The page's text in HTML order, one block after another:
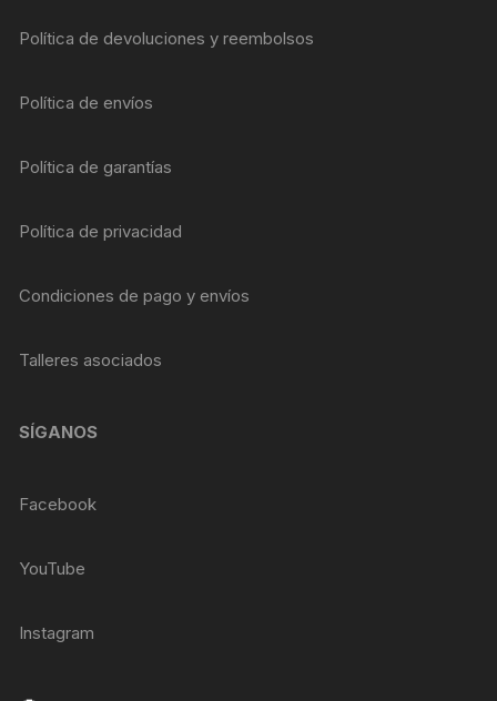
Política de devoluciones y reembolsos
Política de envíos
Política de garantías
Política de privacidad
Condiciones de pago y envíos
Talleres asociados
SÍGANOS
Facebook
YouTube
Instagram